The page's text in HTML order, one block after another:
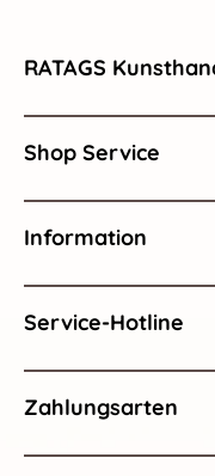
RATAGS
Shop Service
Information
Service-Hotline
Zahlungsarten